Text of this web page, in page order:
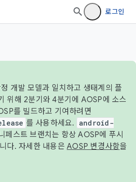
로그인
개발 모델과 일치하고 생태계의 플
위해 2분기와 4분기에 AOSP에 소스
를 빌드하고 기여하려면
를 사용하세요.
android-
페스트 브랜치는 항상 AOSP에 푸시
다. 자세한 내용은 AOSP 변경사항을